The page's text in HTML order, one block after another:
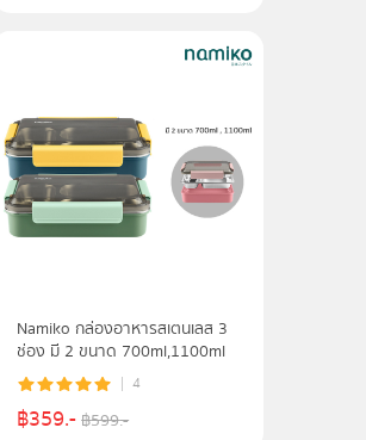
Namiko กล่องอาหารสเตนเลส 3
ช่อง มี 2 ขนาด 700ml,1100ml
4
฿359.-฿599.-